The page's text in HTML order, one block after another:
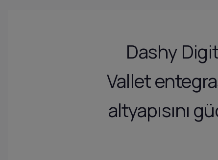
Dashy
Vallet
altyapısını